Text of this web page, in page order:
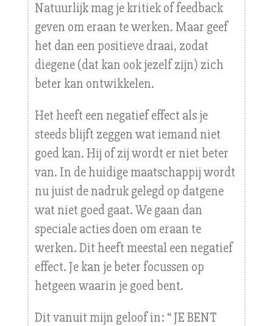
Natuurlijk mag je kritiek of feedback
geven om eraan te werken. Maar geef
het dan een positieve draai, zodat
diegene (dat kan ook jezelf zijn) zich
beter kan ontwikkelen.
Het heeft een negatief effect als je
steeds blijft zeggen wat iemand niet
goed kan. Hij of zij wordt er niet beter
van. In de huidige maatschappij wordt
nu juist de nadruk gelegd op datgene
wat niet goed gaat. We gaan dan
speciale acties doen om eraan te
werken. Dit heeft meestal een negatief
effect. Je kan je beter focussen op
hetgeen waarin je goed bent.
Dit vanuit mijn geloof in: “ JE BENT